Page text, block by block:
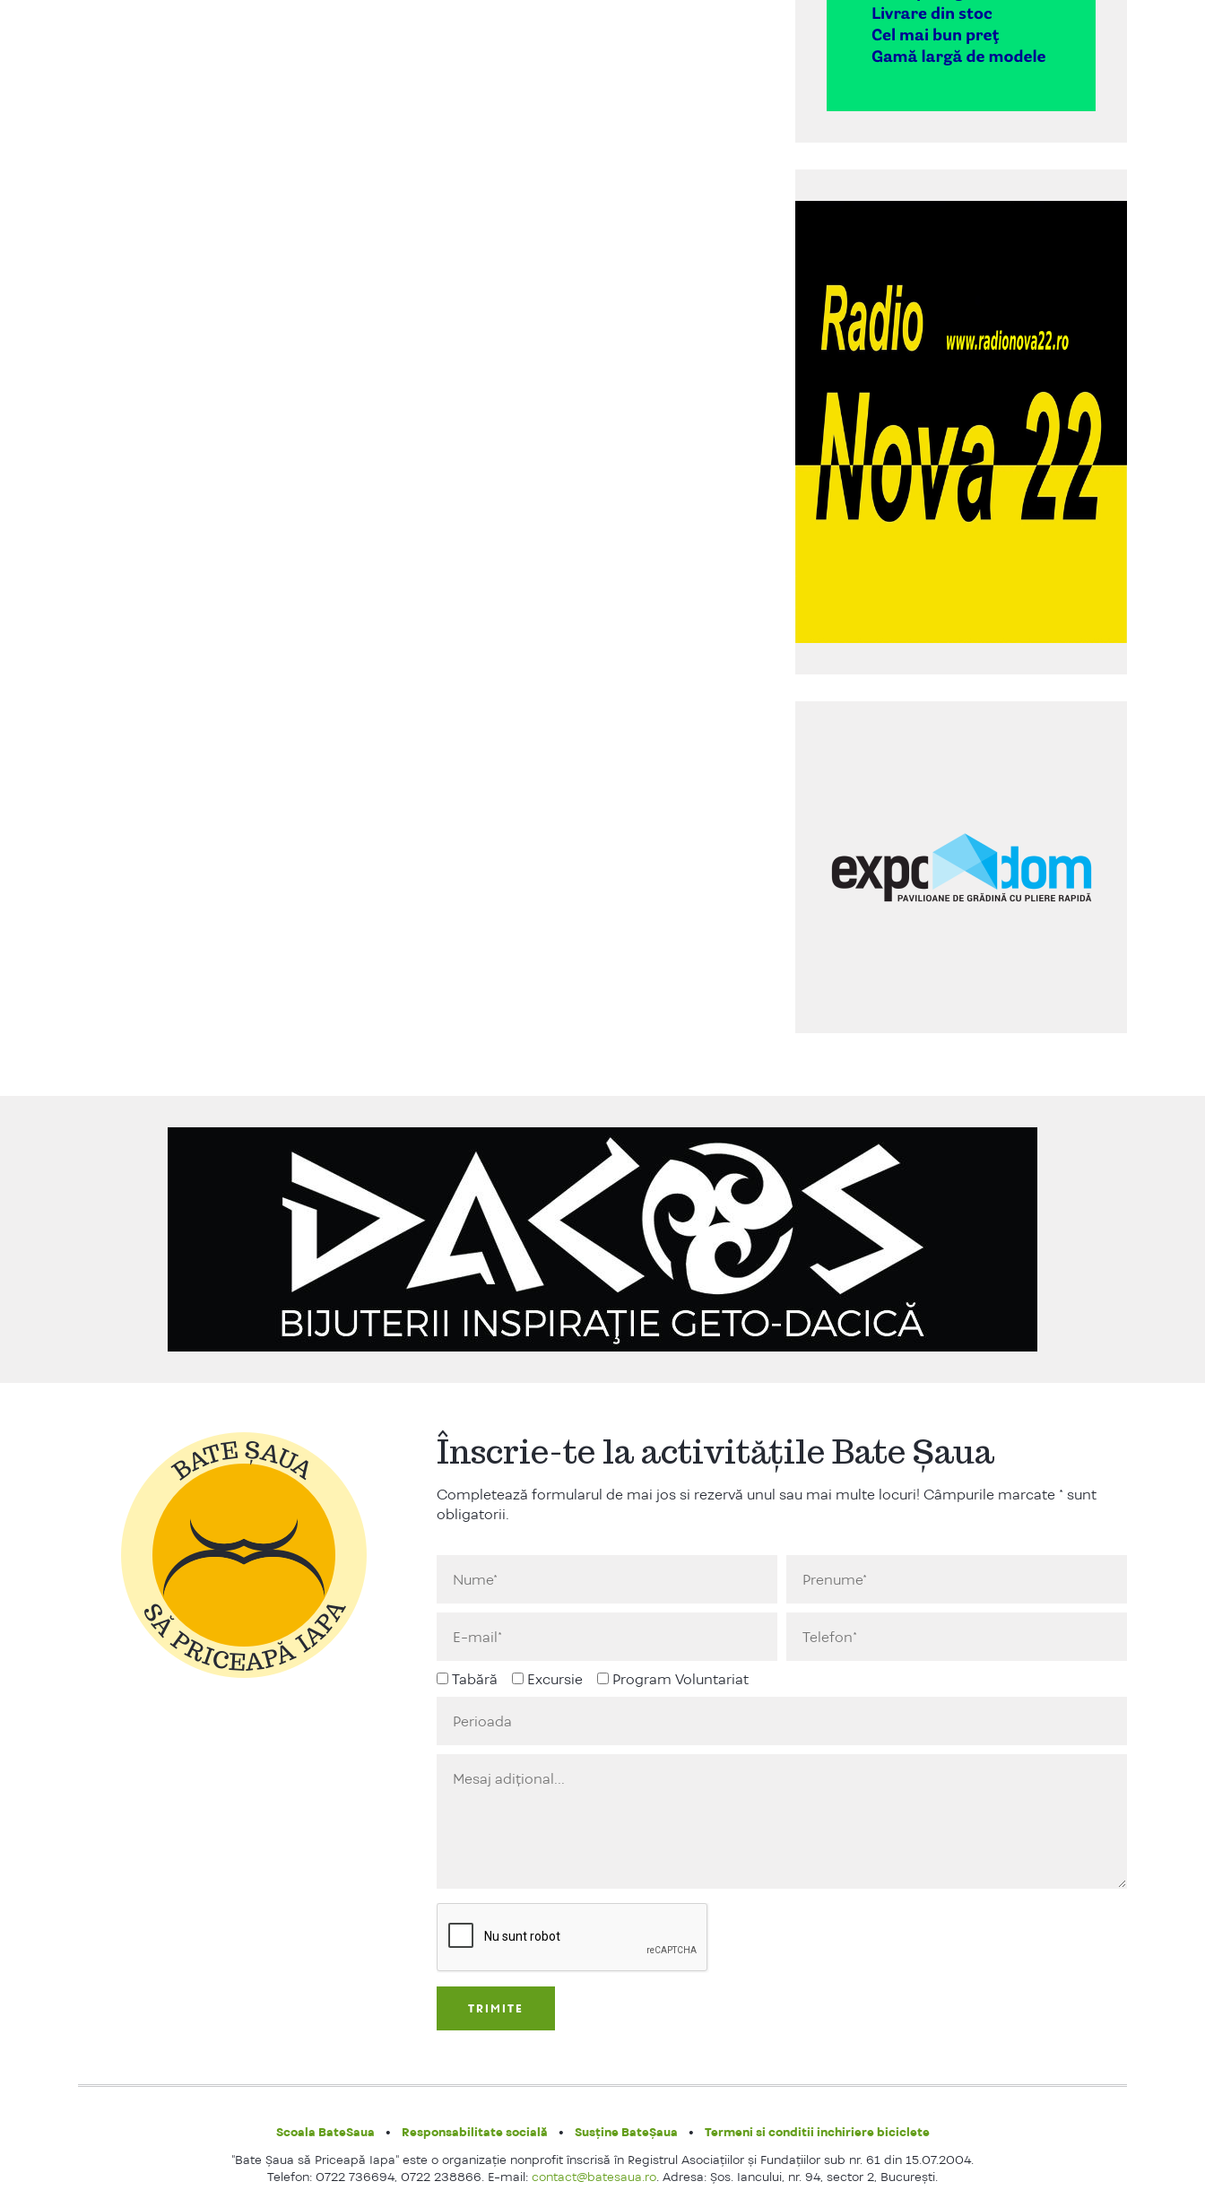
Înscrie-te la activitățile Bate Șaua
Completează formularul de mai jos si rezervă unul sau mai multe locuri! Câmpurile marcate * sunt
obligatorii.
Tabără Excursie Program Voluntariat
Scoala BateSaua Responsabilitate socială Susține BateȘaua
Termeni si conditii inchiriere biciclete
"Bate Şaua să Priceapă Iapa" este o organizaţie nonprofit înscrisă în Registrul Asociaţiilor şi Fundaţiilor sub nr. 61 din 15.07.2004.
Telefon: 0722 736694, 0722 238866. E-mail: contact@batesaua.ro. Adresa: Şos. Iancului, nr. 94, sector 2, Bucureşti.